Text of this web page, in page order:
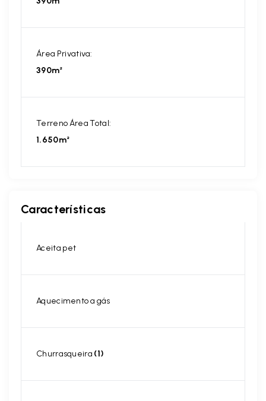
Área Privativa:
390m²
Terreno Área Total:
1.650m²
Características
Aceita pet
Aquecimento a gás
Churrasqueira (1)